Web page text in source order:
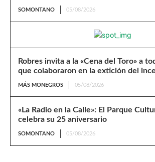
SOMONTANO 05/08/2026
Robres invita a la «Cena del Toro» a
que colaboraron en la extición del
MÁS MONEGROS 05/08/2026
«La Radio en la Calle»: El Parque
celebra su 25 aniversario
SOMONTANO 05/08/2026